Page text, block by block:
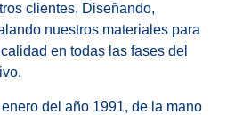
clientes, Diseñando,
nuestros materiales para
en todas las fases del
del año 1991, de la mano